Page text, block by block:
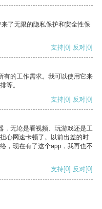
了无限的隐私保护和安全性保
支持[0] 反对[0]
有的工作需求。我可以使用它来
等。
支持[0] 反对[0]
，无论是看视频、玩游戏还是工
心网速卡顿了。以前出差的时
，现在有了这个app，我再也不
支持[0] 反对[0]